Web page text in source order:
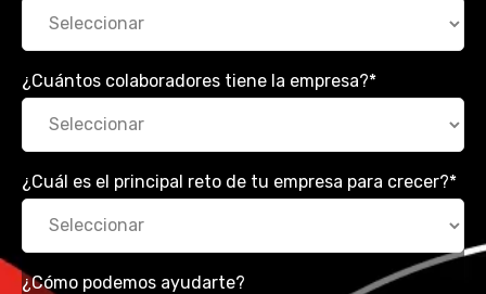
¿Cuántos colaboradores tiene la empresa?*
¿Cuál es el principal reto de tu empresa para crecer?*
¿Cómo podemos ayudarte?